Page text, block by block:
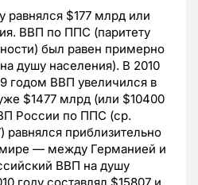
равнялся $177 млрд или
ВВП по ППС (паритету
был равен примерно
душу населения). В 2010
годом ВВП увеличился в
$1477 млрд (или $10400
России по ППС (ср.
приблизительно
— между Германией и
ВВП на душу